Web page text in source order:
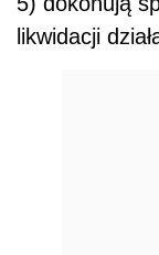
likwidacji